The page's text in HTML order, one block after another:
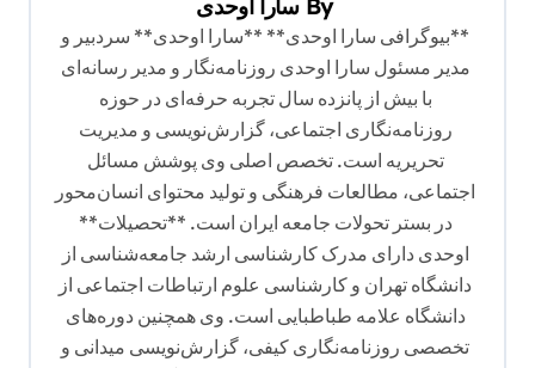
By سارا اوحدی
**بیوگرافی سارا اوحدی** **سارا اوحدی** سردبیر و
مدیر مسئول سارا اوحدی روزنامه‌نگار و مدیر رسانه‌ای
با بیش از پانزده سال تجربه حرفه‌ای در حوزه
روزنامه‌نگاری اجتماعی، گزارش‌نویسی و مدیریت
تحریریه است. تخصص اصلی وی پوشش مسائل
اجتماعی، مطالعات فرهنگی و تولید محتوای انسان‌محور
در بستر تحولات جامعه ایران است. **تحصیلات**
اوحدی دارای مدرک کارشناسی ارشد جامعه‌شناسی از
دانشگاه تهران و کارشناسی علوم ارتباطات اجتماعی از
دانشگاه علامه طباطبایی است. وی همچنین دوره‌های
تخصصی روزنامه‌نگاری کیفی، گزارش‌نویسی میدانی و